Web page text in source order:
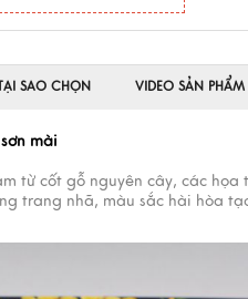
SAO CHỌN VIDEO SẢN PHẨM
mài
từ cốt gỗ nguyên cây, các
trang nhã, màu sắc hài hòa